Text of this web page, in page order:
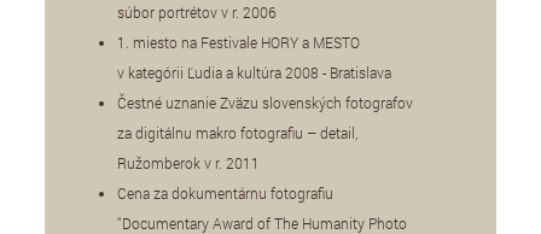
súbor portrétov v r. 2006
1. miesto na Festivale HORY a MESTO
v kategórii Ľudia a kultúra 2008 - Bratislava
Čestné uznanie Zväzu slovenských fotografov
za digitálnu makro fotografiu – detail,
Ružomberok v r. 2011
Cena za dokumentárnu fotografiu
“Documentary Award of The Humanity Photo